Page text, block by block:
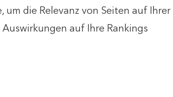
die Relevanz von Seiten auf Ihrer
auf Ihre Rankings